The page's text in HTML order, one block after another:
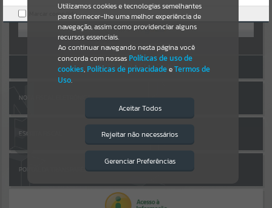
Por favor, aguarde...
SERVIÇOS
PÁGINAS
OU
Cadastre-se|Recuperar Senha
ACESSAR SEM LOGIN
NOTA FISCAL ELETRÔNICA
ESCRITA FISCAL
PORTAL DA TRANSPARÊNCIA
Utilizamos cookies e tecnologias semelhantes
para fornecer-lhe uma melhor experiência de
navegação, assim como providenciar alguns
recursos essenciais.
Ao continuar navegando nesta página você
concorda com nossas Políticas de uso de
cookies, Políticas de privacidadeeTermos de
Uso.
Aceitar Todos
Rejeitar não necessários
Gerenciar Preferências
Isto significa que diversos recursos
providenciados poderão não estar
Marcar como lido.